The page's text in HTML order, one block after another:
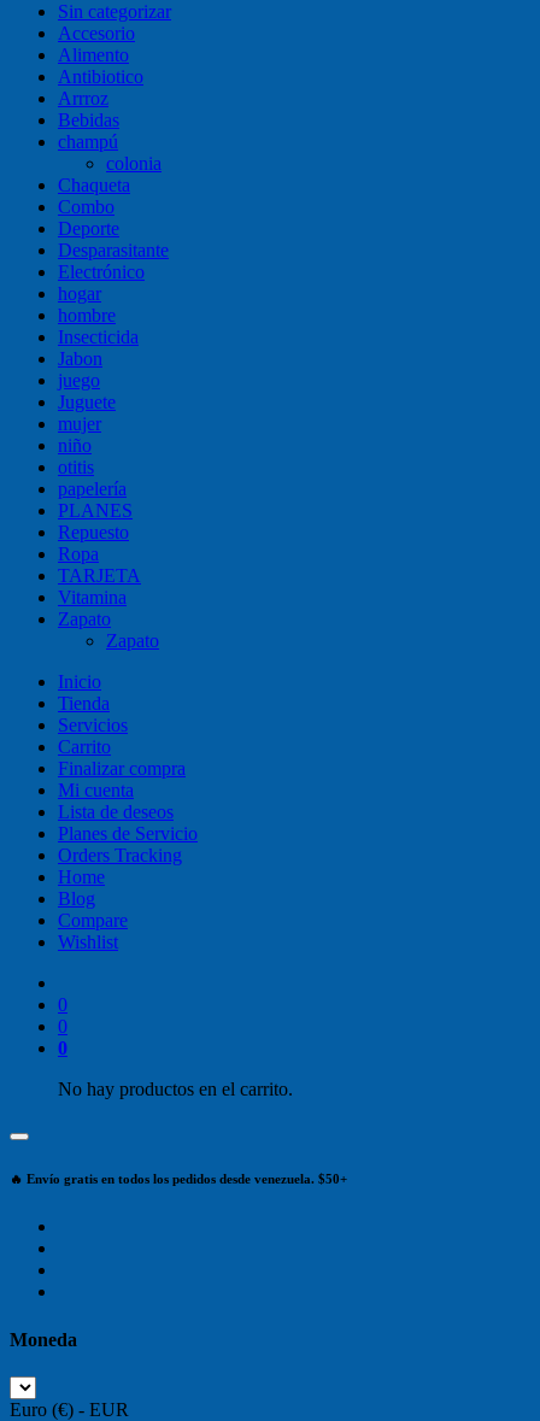
Sin categorizar
Accesorio
Alimento
Antibiotico
Arrroz
Bebidas
champú
colonia
Chaqueta
Combo
Deporte
Desparasitante
Electrónico
hogar
hombre
Insecticida
Jabon
juego
Juguete
mujer
niño
otitis
papelería
PLANES
Repuesto
Ropa
TARJETA
Vitamina
Zapato
Zapato
Inicio
Tienda
Servicios
Carrito
Finalizar compra
Mi cuenta
Lista de deseos
Planes de Servicio
Orders Tracking
Home
Blog
Compare
Wishlist
0
0
0
No hay productos en el carrito.
🔥 Envío gratis en todos los pedidos desde venezuela. $50+
Moneda
Euro (€) - EUR